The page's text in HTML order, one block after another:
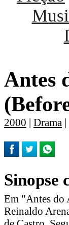
Antes
2000 | Drama
Sinopse
Em "Antes do
Reinaldo